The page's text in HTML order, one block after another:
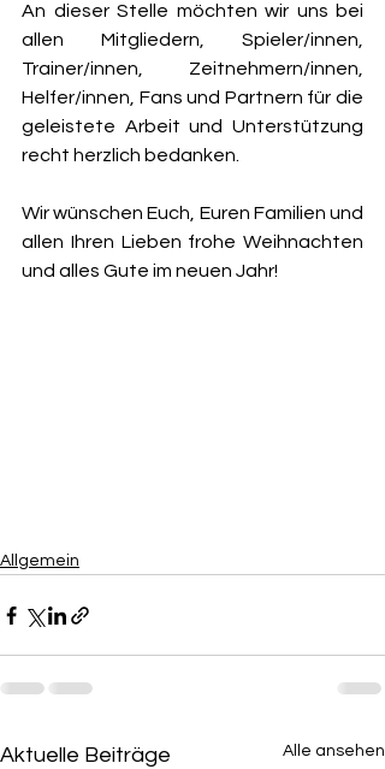
An dieser Stelle möchten wir uns bei
allen Mitgliedern, Spieler/innen,
Trainer/innen, Zeitnehmern/innen,
Helfer/innen, Fans und Partnern für die
geleistete Arbeit und Unterstützung
recht herzlich bedanken.
Wir wünschen Euch, Euren Familien und
allen Ihren Lieben frohe Weihnachten
und alles Gute im neuen Jahr!
Allgemein
Aktuelle Beiträge Alle ansehen